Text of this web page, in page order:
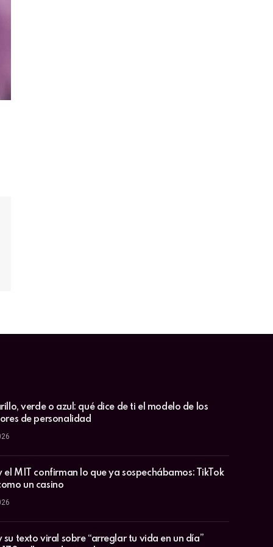
verde o azul: qué dice de ti el modelo de los
de personalidad
el MIT confirman lo que ya sospechábamos: TikTok
un casino
su texto viral sobre “arreglar tu vida en un día”